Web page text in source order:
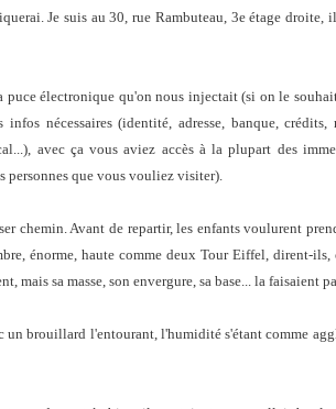
Je suis au 30, rue Rambuteau, 3e étage
puce électronique qu'on nous injectait (si on le
nécessaires (identité, adresse, banque, crédits,
avec ça vous aviez accès à la plupart des
personnes que vous vouliez visiter).
chemin. Avant de repartir, les enfants voulurent
énorme, haute comme deux Tour Eiffel, dirent-
mais sa masse, son envergure, sa base... la faisaient
un brouillard l'entourant, l'humidité s'étant comme